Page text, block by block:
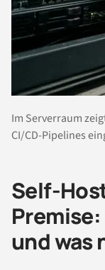
Im Serverraum
CI/CD-Pipelines
Self-
und was